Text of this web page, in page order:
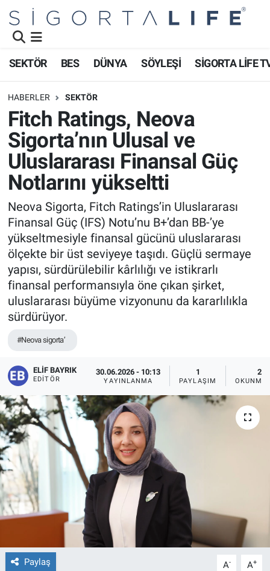
SEKTÖR BES DÜNYA SÖYLEŞİ SİGORTA LİFE
HABERLER SEKTÖR
Fitch Ratings, Neova
Sigorta’nın Ulusal ve
Uluslararası Finansal Güç
Notlarını yükseltti
Neova Sigorta, Fitch Ratings’in Uluslararası
Finansal Güç (IFS) Notu’nu B+’dan BB-’ye
yükseltmesiyle finansal gücünü uluslararası
ölçekte bir üst seviyeye taşıdı. Güçlü sermaye
yapısı, sürdürülebilir kârlılığı ve istikrarlı
finansal performansıyla öne çıkan şirket,
uluslararası büyüme vizyonunu da kararlılıkla
sürdürüyor.
#Neova sigorta’
ELIF BAYRIK
EDITÖR
30.06.2026 - 10:13
YAYINLANMA
1
PAYLAŞIM
2
OKUNMA
Paylaş A- A+
Namaz Vakitleri
Trafik Durumu
Süper Lig Puan Durumu ve Fikstür
Tüm Manşetler
Son Dakika Haberleri
Haber Arşivi